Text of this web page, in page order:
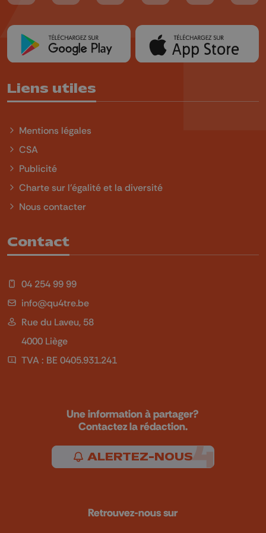
Liens utiles
Mentions légales
CSA
Publicité
Charte sur l'égalité et la diversité
Nous contacter
Contact
04 254 99 99
info@qu4tre.be
Rue du Laveu, 58
4000 Liège
TVA : BE 0405.931.241
Une information à partager?
Contactez la rédaction.
ALERTEZ-NOUS
Retrouvez-nous sur